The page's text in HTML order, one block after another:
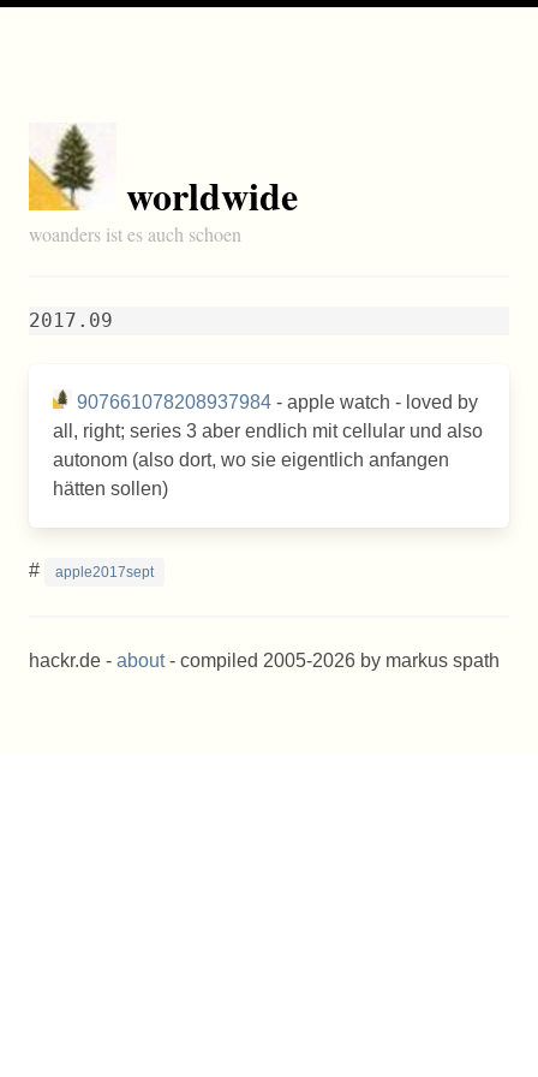
worldwide
woanders ist es auch schoen
2017.09
907661078208937984 - apple watch - loved by
all, right; series 3 aber endlich mit cellular und also
autonom (also dort, wo sie eigentlich anfangen
hätten sollen)
# apple2017sept
hackr.de - about- compiled 2005-2026 by markus spath